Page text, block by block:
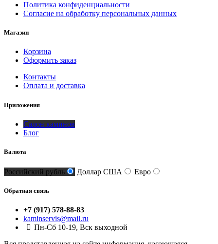
Политика конфиденциальности
Согласие на обработку персональных данных
Магазин
Корзина
Оформить заказ
Контакты
Оплата и доставка
Приложения
Салон каминов
Блог
Валюта
Российский рубль Доллар США Евро
Обратная связь
+7 (917) 578-88-83
kaminservis@mail.ru
Пн-Сб 10-19, Вск выходной